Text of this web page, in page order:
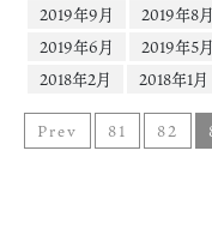
2019年9月
2019年8月
2019年6月
2019年5月
2018年2月
2018年1月
Prev 81 82